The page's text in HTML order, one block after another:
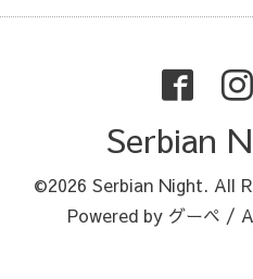
Serbian
©2026 Serbian Night. All
Powered by グーペ /